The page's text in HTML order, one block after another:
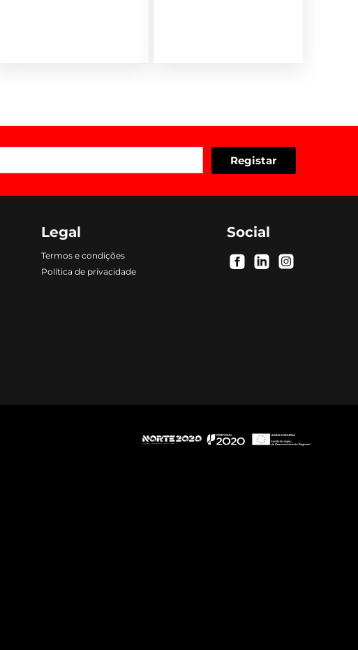
Legal
Termos e condições
Política de privacidade
Social